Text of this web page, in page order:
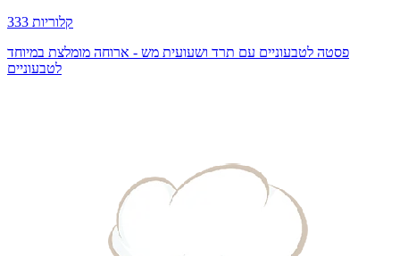
333 קלוריות
פסטה לטבעוניים עם תרד ושעועית מש - ארוחה מומלצת במיוחד
לטבעוניים